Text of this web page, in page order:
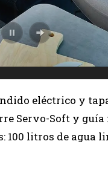
eléctrico y
Servo-Soft y
100 litros de agua